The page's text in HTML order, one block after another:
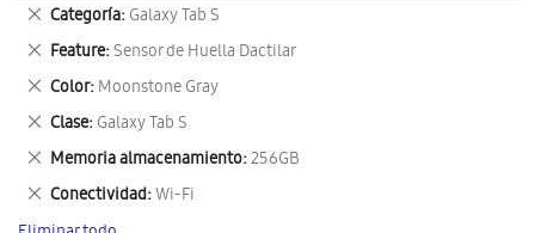
Categoría Galaxy Tab S
Eliminar
este
artículo
Feature Sensor de Huella Dactilar
Eliminar
este
artículo
Color Moonstone Gray
Eliminar
este
artículo
Clase Galaxy Tab S
Eliminar
este
artículo
Memoria almacenamiento 256GB
Eliminar
este
artículo
Conectividad Wi-Fi
Eliminar
este